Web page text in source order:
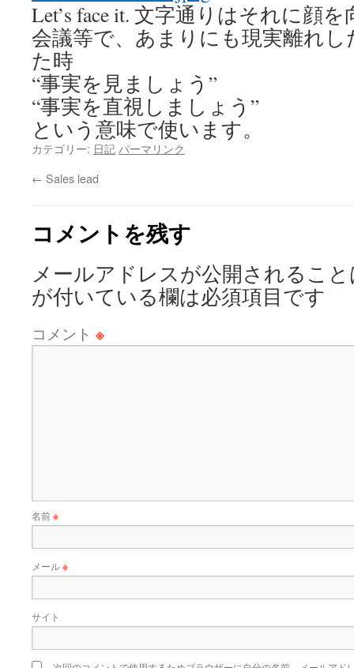
Let’s face it. 文字通りはそれに顔
会議等で、あまりにも現実離れ
た時
“事実を見ましょう”
“事実を直視しましょう”
という意味で使います。
カテゴリー: 日記 パーマリンク
← Sales lead
コメントを残す
メールアドレスが公開されるこ
が付いている欄は必須項目です
コメント ※
名前※
メール※
サイト